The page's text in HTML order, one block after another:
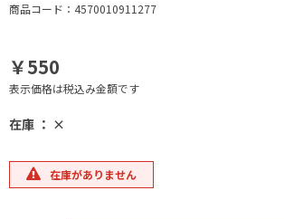
商品コード：4570010911277
￥550
表示価格は税込み金額です
在庫 ： ×
在庫がありません